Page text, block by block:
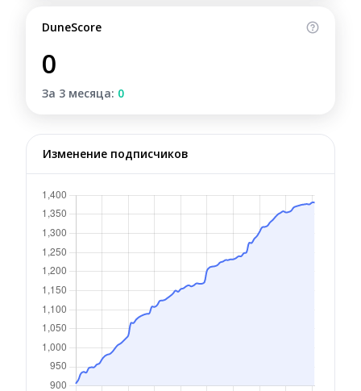
DuneScore
0
За 3 месяца: 0
Изменение подписчиков